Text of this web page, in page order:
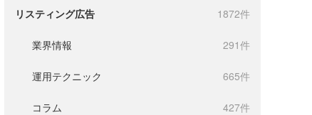
リスティング広告 1872件
業界情報 291件
運用テクニック 665件
コラム 427件